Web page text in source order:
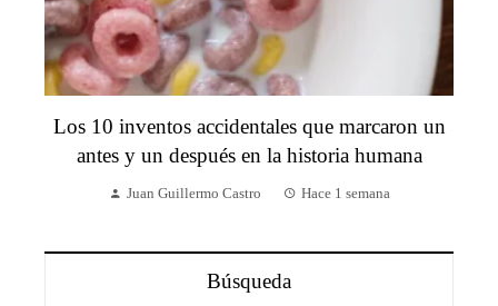
Los 10 inventos accidentales que marcaron un
antes y un después en la historia humana
Juan Guillermo Castro Hace 1 semana
Búsqueda